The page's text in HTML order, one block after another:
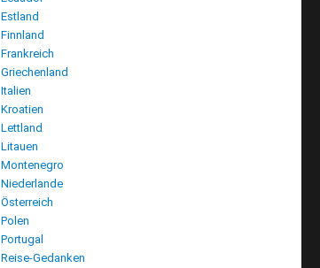
Estland
Finnland
Frankreich
Griechenland
Italien
Kroatien
Lettland
Litauen
Montenegro
Niederlande
Österreich
Polen
Portugal
Reise-Gedanken